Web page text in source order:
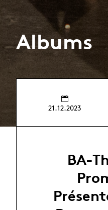
Albums
21.12.2023
BA-